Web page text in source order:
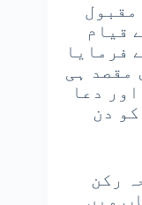
مقبول
قیام
فرمایا
مقصد ہی
دعا
دن
رکن
میں